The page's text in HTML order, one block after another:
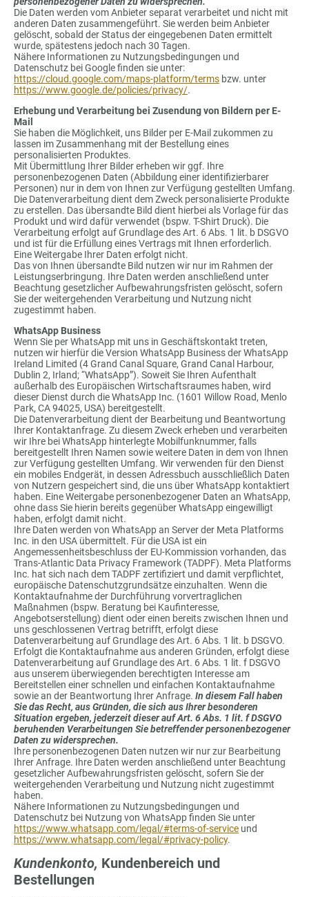
Die Daten werden vom Anbieter separat verarbeitet und nicht mit
anderen Daten zusammengeführt. Sie werden beim Anbieter
gelöscht, sobald der Status der eingegebenen Daten ermittelt
wurde, spätestens jedoch nach 30 Tagen.
Nähere Informationen zu Nutzungsbedingungen und
Datenschutz bei Google finden sie unter:
https://cloud.google.com/maps-platform/terms bzw. unter
https://www.google.de/policies/privacy/.
Erhebung und Verarbeitung bei Zusendung von Bildern per E-
Mail
Sie haben die Möglichkeit, uns Bilder per E-Mail zukommen zu
lassen im Zusammenhang mit der Bestellung eines
personalisierten Produktes.
Mit Übermittlung Ihrer Bilder erheben wir ggf. Ihre
personenbezogenen Daten (Abbildung einer identifizierbarer
Personen) nur in dem von Ihnen zur Verfügung gestellten Umfang.
Die Datenverarbeitung dient dem Zweck personalisierte Produkte
zu erstellen. Das übersandte Bild dient hierbei als Vorlage für das
Produkt und wird dafür verwendet (bspw. T-Shirt Druck). Die
Verarbeitung erfolgt auf Grundlage des Art. 6 Abs. 1 lit. b DSGVO
und ist für die Erfüllung eines Vertrags mit Ihnen erforderlich.
Eine Weitergabe Ihrer Daten erfolgt nicht.
Das von Ihnen übersandte Bild nutzen wir nur im Rahmen der
Leistungserbringung. Ihre Daten werden anschließend unter
Beachtung gesetzlicher Aufbewahrungsfristen gelöscht, sofern
Sie der weitergehenden Verarbeitung und Nutzung nicht
zugestimmt haben.
WhatsApp Business
Wenn Sie per WhatsApp mit uns in Geschäftskontakt treten,
nutzen wir hierfür die Version WhatsApp Business der WhatsApp
Ireland Limited (4 Grand Canal Square, Grand Canal Harbour,
Dublin 2, Irland; “WhatsApp”). Soweit Sie Ihren Aufenthalt
außerhalb des Europäischen Wirtschaftsraumes haben, wird
dieser Dienst durch die WhatsApp Inc. (1601 Willow Road, Menlo
Park, CA 94025, USA) bereitgestellt.
Die Datenverarbeitung dient der Bearbeitung und Beantwortung
Ihrer Kontaktanfrage. Zu diesem Zweck erheben und verarbeiten
wir Ihre bei WhatsApp hinterlegte Mobilfunknummer, falls
bereitgestellt Ihren Namen sowie weitere Daten in dem von Ihnen
zur Verfügung gestellten Umfang. Wir verwenden für den Dienst
ein mobiles Endgerät, in dessen Adressbuch ausschließlich Daten
von Nutzern gespeichert sind, die uns über WhatsApp kontaktiert
haben. Eine Weitergabe personenbezogener Daten an WhatsApp,
ohne dass Sie hierin bereits gegenüber WhatsApp eingewilligt
haben, erfolgt damit nicht.
Ihre Daten werden von WhatsApp an Server der Meta Platforms
Inc. in den USA übermittelt. Für die USA ist ein
Angemessenheitsbeschluss der EU-Kommission vorhanden, das
Trans-Atlantic Data Privacy Framework (TADPF). Meta Platforms
Inc. hat sich nach dem TADPF zertifiziert und damit verpflichtet,
europäische Datenschutzgrundsätze einzuhalten. Wenn die
Kontaktaufnahme der Durchführung vorvertraglichen
Maßnahmen (bspw. Beratung bei Kaufinteresse,
Angebotserstellung) dient oder einen bereits zwischen Ihnen und
uns geschlossenen Vertrag betrifft, erfolgt diese
Datenverarbeitung auf Grundlage des Art. 6 Abs. 1 lit. b DSGVO.
Erfolgt die Kontaktaufnahme aus anderen Gründen, erfolgt diese
Datenverarbeitung auf Grundlage des Art. 6 Abs. 1 lit. f DSGVO
aus unserem überwiegenden berechtigten Interesse am
Bereitstellen einer schnellen und einfachen Kontaktaufnahme
sowie an der Beantwortung Ihrer Anfrage. In diesem Fall haben
Sie das Recht, aus Gründen, die sich aus Ihrer besonderen
Situation ergeben, jederzeit dieser auf Art. 6 Abs. 1 lit. f DSGVO
beruhenden Verarbeitungen Sie betreffender personenbezogener
Daten zu widersprechen.
Ihre personenbezogenen Daten nutzen wir nur zur Bearbeitung
Ihrer Anfrage. Ihre Daten werden anschließend unter Beachtung
gesetzlicher Aufbewahrungsfristen gelöscht, sofern Sie der
weitergehenden Verarbeitung und Nutzung nicht zugestimmt
haben.
Nähere Informationen zu Nutzungsbedingungen und
Datenschutz bei Nutzung von WhatsApp finden Sie unter
https://www.whatsapp.com/legal/#terms-of-service und
https://www.whatsapp.com/legal/#privacy-policy.
Kundenkonto, Kundenbereich und
Bestellungen